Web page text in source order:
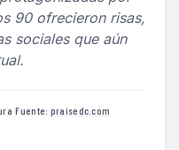
90 ofrecieron risas,
sociales que aún
·Fuente: praisedc.com